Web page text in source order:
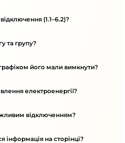
(1.1–6.2)?
та групу?
його мали вимкнути?
електроенергії?
відключенням?
інформація на сторінці?